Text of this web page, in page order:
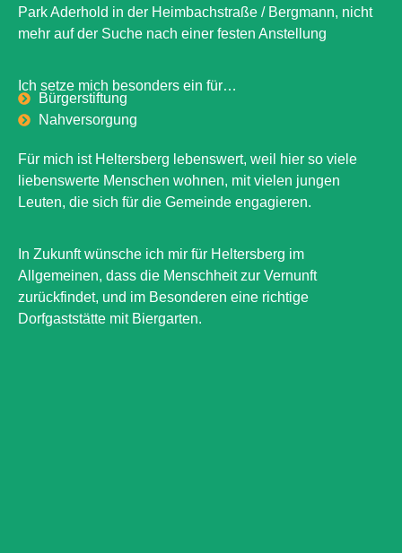
Park Aderhold in der Heimbachstraße / Bergmann, nicht
mehr auf der Suche nach einer festen Anstellung
Ich setze mich besonders ein für…
Bürgerstiftung
Nahversorgung
Für mich ist Heltersberg lebenswert, weil hier so viele
liebenswerte Menschen wohnen, mit vielen jungen
Leuten, die sich für die Gemeinde engagieren.
In Zukunft wünsche ich mir für Heltersberg im
Allgemeinen, dass die Menschheit zur Vernunft
zurückfindet, und im Besonderen eine richtige
Dorfgaststätte mit Biergarten.